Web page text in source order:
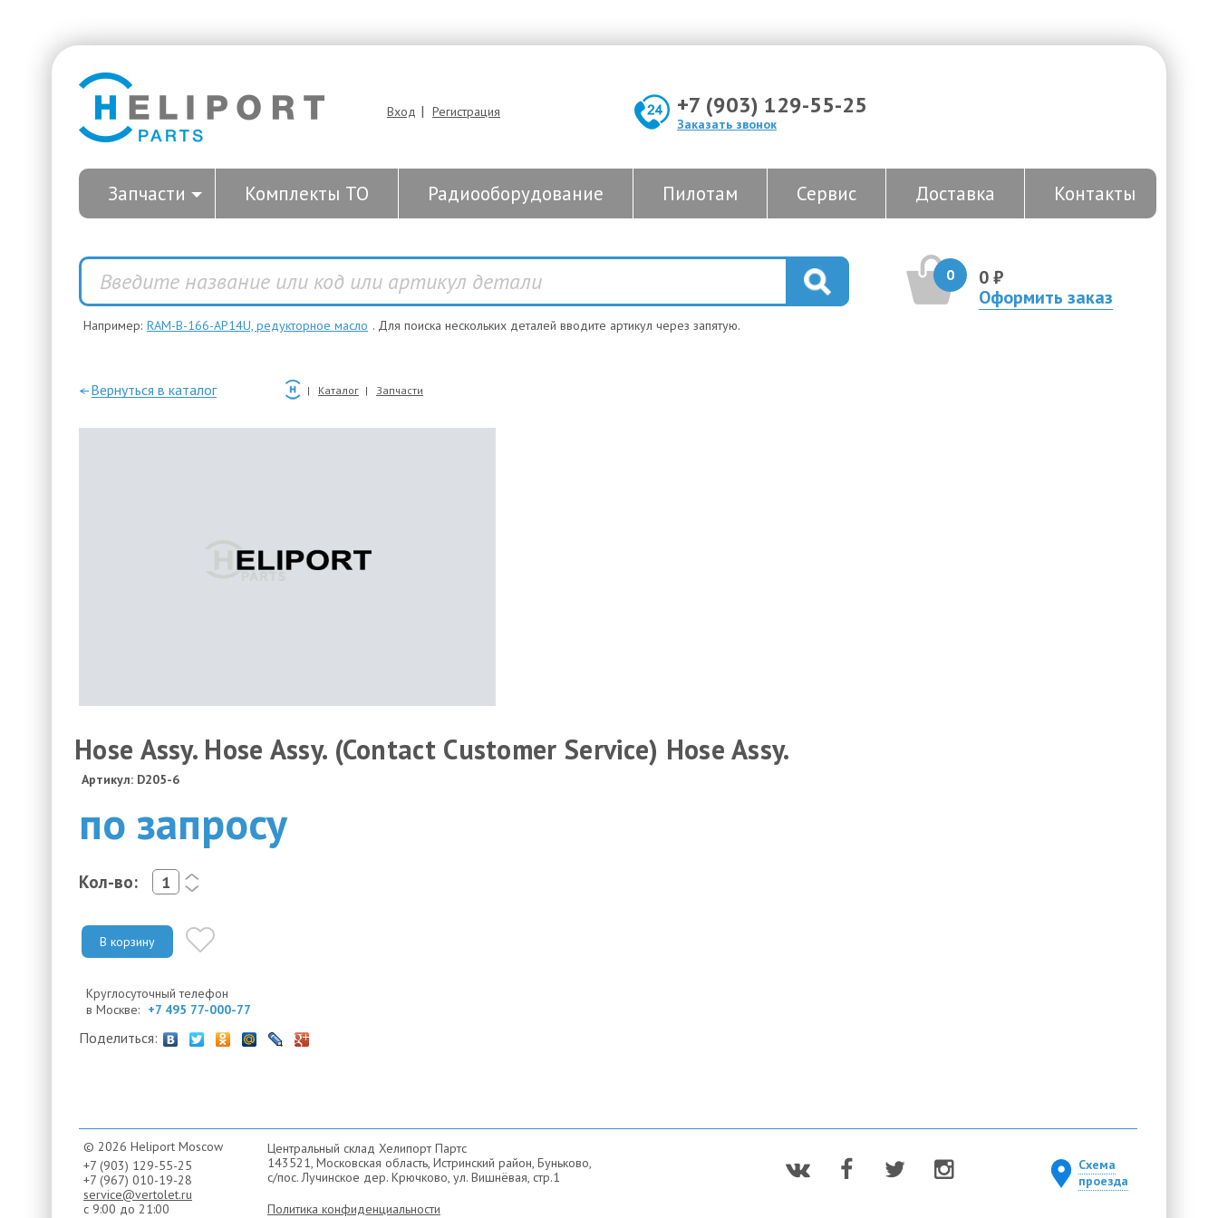
Вход | Регистрация +7 (903) 129-55-25
Заказать звонок
Запчасти Комплекты ТО Радиооборудование Пилотам Сервис Доставка Контакты
0
0 ₽
Оформить заказ
Например: RAM-B-166-AP14U, редукторное масло . Для поиска нескольких деталей вводите артикул через запятую.
—Вернуться в каталог Каталог Запчасти
Hose Assy. Hose Assy. (Contact Customer Service) Hose Assy.
Артикул: D205-6
по запросу
Кол-во:
<
>
В корзину
Круглосуточный телефон
в Москве: +7 495 77-000-77
Поделиться:
© 2026 Heliport Moscow
+7 (903) 129-55-25
+7 (967) 010-19-28
service@vertolet.ru
с 9:00 до 21:00
Центральный склад Хелипорт Партс
143521, Московская область, Истринский район, Буньково,
с/пос. Лучинское дер. Крючково, ул. Вишнёвая, стр.1
Политика конфиденциальности
Схема
проезда